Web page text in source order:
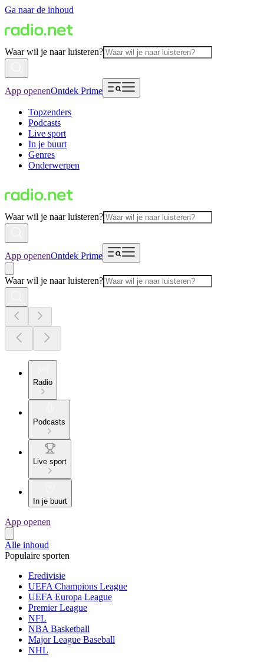
Ga naar de inhoud
Waar wil je naar luisteren?
App openenOntdek Prime
Topzenders
Podcasts
Live sport
In je buurt
Genres
Onderwerpen
Waar wil je naar luisteren?
App openenOntdek Prime
Waar wil je naar luisteren?
Radio
Podcasts
Live sport
In je buurt
App openen
Alle inhoud
Populaire sporten
Eredivisie
UEFA Champions League
UEFA Europa League
Premier League
NFL
NBA Basketball
Major League Baseball
NHL